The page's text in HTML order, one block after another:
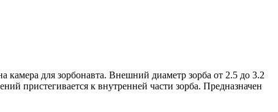
камера для зорбонавта. Внешний диаметр зорба от 2.5 до 3.2
пристегивается к внутренней части зорба. Предназначен